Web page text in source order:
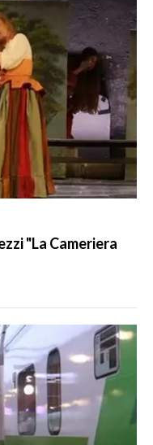
"La Cameriera